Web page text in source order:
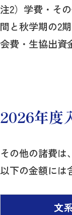
注2）学費・そ
間と秋学期の2
会費・生協出資
2026年度
その他の諸費は
以下の金額に
文